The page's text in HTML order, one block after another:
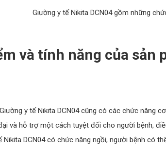
Giường y tế Nikita DCN04 gồm những
và tính năng của sản
y tế Nikita DCN04 cũng có các chức năng
và hỗ trợ một cách tuyệt đối cho người bệnh,
Nikita DCN04 có chức năng ngồi, người bệnh có